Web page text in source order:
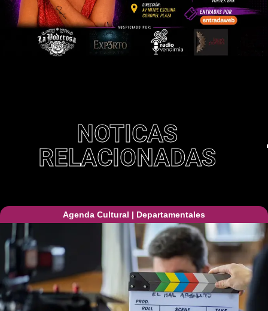
NOTICAS
RELACIONADAS
Agenda Cultural | Departamentales